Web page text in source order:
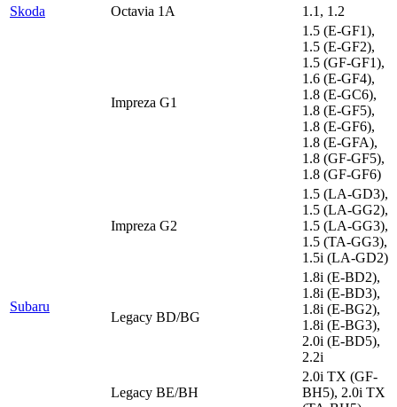
Skoda
Octavia 1A 1.1, 1.2
Subaru
Impreza G1
1.5 (E-GF1),
1.5 (E-GF2),
1.5 (GF-GF1),
1.6 (E-GF4),
1.8 (E-GC6),
1.8 (E-GF5),
1.8 (E-GF6),
1.8 (E-GFA),
1.8 (GF-GF5),
1.8 (GF-GF6)
Impreza G2
1.5 (LA-GD3),
1.5 (LA-GG2),
1.5 (LA-GG3),
1.5 (TA-GG3),
1.5i (LA-GD2)
Legacy BD/BG
1.8i (E-BD2),
1.8i (E-BD3),
1.8i (E-BG2),
1.8i (E-BG3),
2.0i (E-BD5),
2.2i
Legacy BE/BH
2.0i TX (GF-
BH5), 2.0i TX